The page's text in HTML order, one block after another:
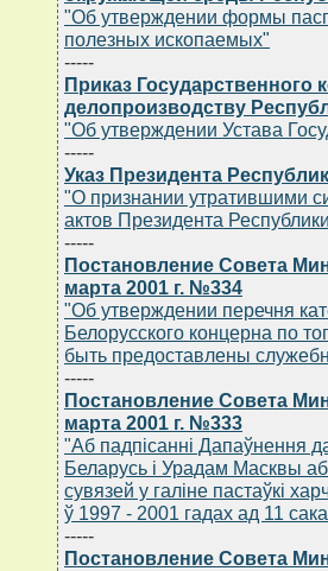
"Об утверждении формы
полезных ископаемых"
-----
Приказ Государственного
делопроизводству
"Об утверждении Устава
-----
Указ Президента
"О признании утратившими
актов Президента
-----
Постановление Совета
марта 2001 г. №334
"Об утверждении перечня
Белорусского концерна по
быть предоставлены
-----
Постановление Совета
марта 2001 г. №333
"Аб падпiсаннi Дапаўнення
Беларусь i Урадам Масквы
сувязей у галiне пастаўкi
ў 1997 - 2001 гадах ад 11
-----
Постановление Совета